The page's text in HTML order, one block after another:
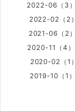
2022-06（3）
2022-02（2）
2021-06（2）
2020-11（4）
2020-02（1）
2019-10（1）